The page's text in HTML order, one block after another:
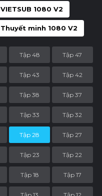
VIETSUB 1080 V2
Thuyết minh 1080 V2
Tập 48 Tập 47
Tập 43 Tập 42
Tập 38 Tập 37
Tập 33 Tập 32
Tập 28 Tập 27
Tập 23 Tập 22
Tập 18 Tập 17
Tập 13 Tập 12